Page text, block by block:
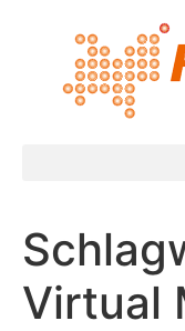
Virtual